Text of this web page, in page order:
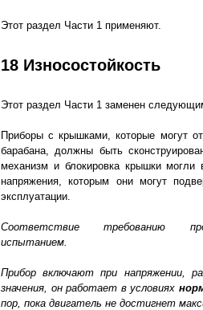
Этот раздел Части 1 применяют.
18 Износостойкость
Этот раздел Части 1 заменен
Приборы с крышками, которые могут
барабана, должны быть
механизм и блокировка крышки могли
напряжения, которым они могут
эксплуатации.
Соответствие требованию
испытанием.
Прибор включают при напряжении,
значения, он работает в условиях
пор, пока двигатель не достигнет